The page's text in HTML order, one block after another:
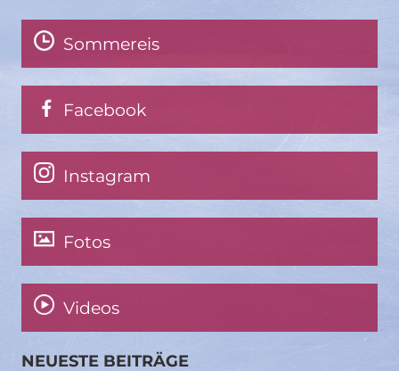
Sommereis
Facebook
Instagram
Fotos
Videos
NEUESTE BEITRÄGE